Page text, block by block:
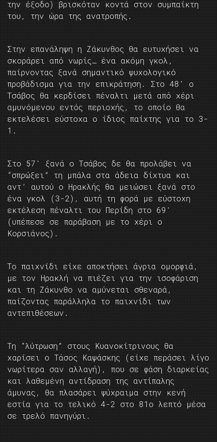
την έξοδο) βρισκόταν κοντά στον συμπαίκτη
του, την ώρα της ανατροπής.
Στην επανάληψη η Ζάκυνθος θα ευτυχήσει να
σκοράρει από νωρίς… ένα ακόμη γκολ,
παίρνοντας ξανά σημαντικό ψυχολογικό
προβάδισμα για την επικράτηση. Στο 48′ ο
Τσάβος θα κερδίσει πέναλτι μετά από χέρι
αμυνόμενου εντός περιοχής, το οποίο θα
εκτελέσει εύστοχα ο ίδιος παίχτης για το 3-
1.
Στο 57′ ξανά ο Τσάβος δε θα προλάβει να
“σπρώξει” τη μπάλα στα άδεια δίχτυα και
αντ’ αυτού ο Ηρακλής θα μειώσει ξανά στο
ένα γκολ (3-2), αυτή τη φορά με εύστοχη
εκτέλεση πέναλτι του Περίδη στο 69′
(υπέπεσε σε παράβαση με το χέρι ο
Κορσιάνος).
Το παιχνίδι είχε αποκτήσει άγρια ομορφιά,
με τον Ηρακλή να πιέζει για την ισοφάριση
και τη Ζάκυνθο να αμύνεται σθεναρά,
παίζοντας παράλληλα το παιχνίδι των
αντεπιθέσεων.
Τη “λύτρωση” στους Κυανοκίτρινους θα
χαρίσει ο Τάσος Καψάσκης (είχε περάσει λίγο
νωρίτερα σαν αλλαγή), που σε φάση διαρκείας
και λαθεμένη αντίδραση της αντίπαλης
άμυνας, θα πλασάρει ψύχραιμα στην κενή
εστία για το τελικό 4-2 στο 81ο λεπτό μέσα
σε τρελό πανηγύρι.